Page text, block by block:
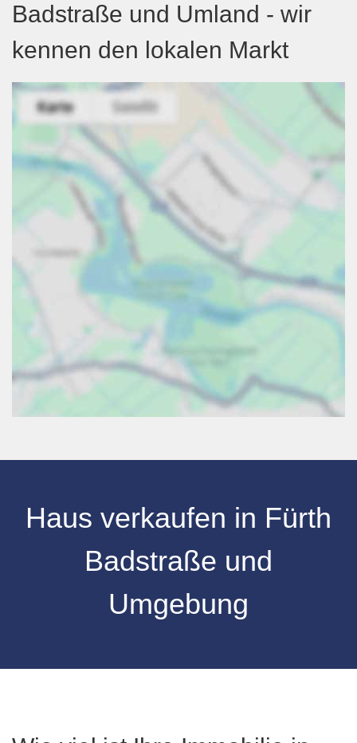
Badstraße und Umland - wir
kennen den lokalen Markt
Haus verkaufen in Fürth
Badstraße und
Umgebung